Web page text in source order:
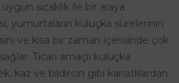
sıcaklık ile bir araya
yumurtaların kuluçka sürelerinin
ve kısa bir zaman içerisinde çok
Ticari amaçlı kuluçka
kaz ve bıldırcın gibi kanatlılardan